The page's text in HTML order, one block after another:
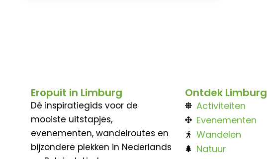
Eropuit in Limburg
Dé inspiratiegids voor de
mooiste uitstapjes,
evenementen, wandelroutes en
bijzondere plekken in Nederlands
Ontdek Limburg
Activiteiten
Evenementen
Wandelen
Natuur